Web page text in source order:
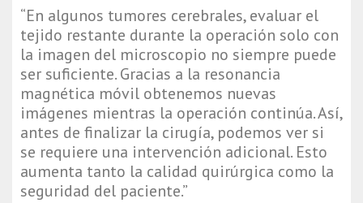
“En algunos tumores cerebrales, evaluar el
tejido restante durante la operación solo con
la imagen del microscopio no siempre puede
ser suficiente. Gracias a la resonancia
magnética móvil obtenemos nuevas
imágenes mientras la operación continúa. Así,
antes de finalizar la cirugía, podemos ver si
se requiere una intervención adicional. Esto
aumenta tanto la calidad quirúrgica como la
seguridad del paciente.”